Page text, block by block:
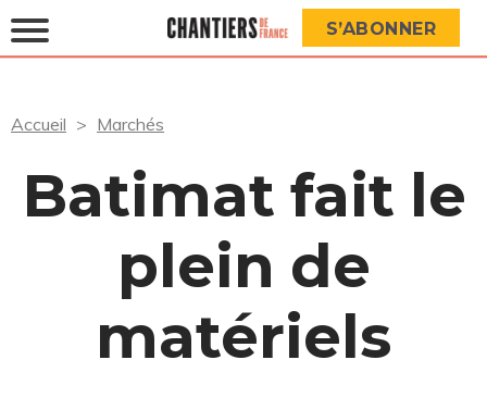
S’ABONNER
Accueil Marchés
Batimat fait le
plein de
matériels